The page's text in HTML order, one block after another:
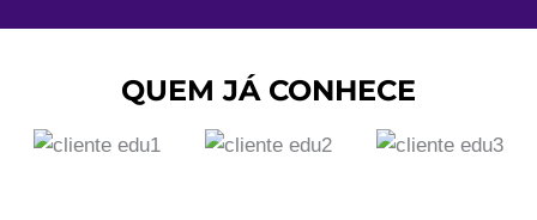
QUEM JÁ CONHECE